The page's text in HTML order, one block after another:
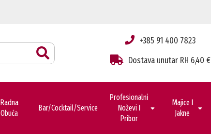
+385 91 400 7823
Dostava unutar RH 6,40 €
Radna
Obuća
Bar/cocktail/service
Profesionalni
Noževi I
Pribor
Majice I
Jakne